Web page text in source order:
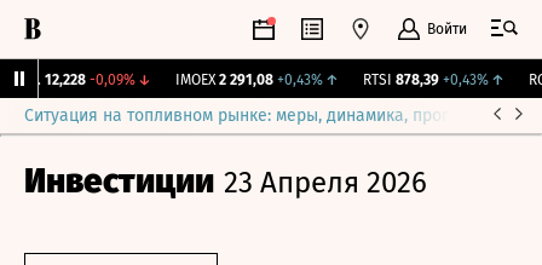
Войти
12,228 -0,09%↓ IMOEX 2 291,08 +0,43%↑ RTSI 878,39 +0,43%↑
Ситуация на топливном рынке: меры, динамика, прогнозы
Инвестиции 23 Апреля 2026